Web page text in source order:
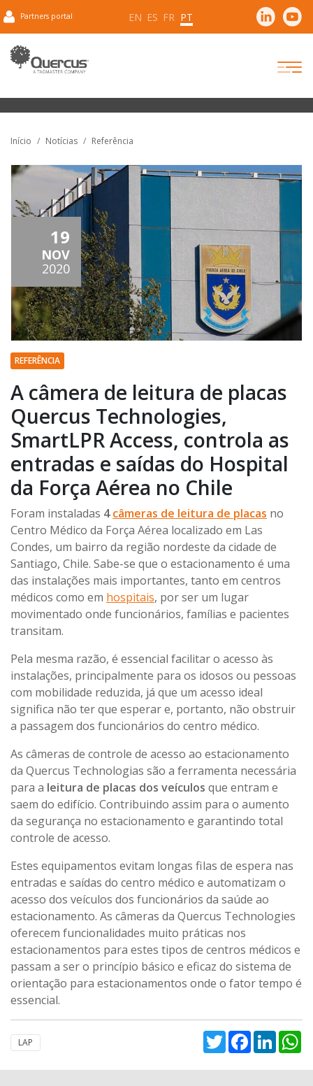
Partners portal EN ES FR PT
Início Notícias Referência
19
NOV
2020
REFERÊNCIA
A câmera de leitura de placas
Quercus Technologies,
SmartLPR Access, controla as
entradas e saídas do Hospital
da Força Aérea no Chile
Foram instaladas 4câmeras de leitura de placas no
Centro Médico da Força Aérea localizado em Las
Condes, um bairro da região nordeste da cidade de
Santiago, Chile. Sabe-se que o estacionamento é uma
das instalações mais importantes, tanto em centros
médicos como em hospitais, por ser um lugar
movimentado onde funcionários, famílias e pacientes
transitam.
Pela mesma razão, é essencial facilitar o acesso às
instalações, principalmente para os idosos ou pessoas
com mobilidade reduzida, já que um acesso ideal
significa não ter que esperar e, portanto, não obstruir
a passagem dos funcionários do centro médico.
As câmeras de controle de acesso ao estacionamento
da Quercus Technologias são a ferramenta necessária
para a leitura de placas dos veículos que entram e
saem do edifício. Contribuindo assim para o aumento
da segurança no estacionamento e garantindo total
controle de acesso.
Estes equipamentos evitam longas filas de espera nas
entradas e saídas do centro médico e automatizam o
acesso dos veículos dos funcionários da saúde ao
estacionamento. As câmeras da Quercus Technologies
oferecem funcionalidades muito práticas nos
estacionamentos para estes tipos de centros médicos e
passam a ser o princípio básico e eficaz do sistema de
orientação para estacionamentos onde o fator tempo é
essencial.
LAP TwitterFacebook